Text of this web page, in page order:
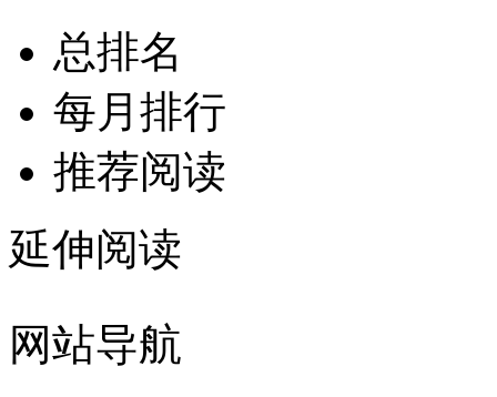
总排名
每月排行
推荐阅读
延伸阅读
网站导航